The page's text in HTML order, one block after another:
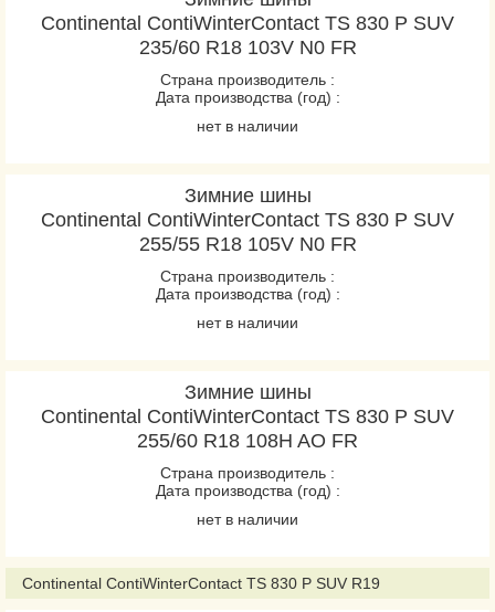
ContiEcoContact EP
ContiPremiumContact
ContiPremiumContact 5
ContiSportContact 3
ContiSportContact 5
ContiSportContact 5 P
ContiSportContact 5 P
SUV
ContiSportContact 5
ContiVanContact 200
CrossContact H/T
EcoContact 6Q
PremiumContact 6
PremiumContact C
ProContact GX
Continental ContiWinterContact TS 830 P SUV
235/60 R18 103V N0 FR
Страна производитель :
Дата производства (год) :
нет в наличии
Зимние шины
Continental ContiWinterContact TS 830 P SUV
255/55 R18 105V N0 FR
Страна производитель :
Дата производства (год) :
нет в наличии
Зимние шины
Continental ContiWinterContact TS 830 P SUV
255/60 R18 108H AO FR
Страна производитель :
Дата производства (год) :
нет в наличии
Continental ContiWinterContact TS 830 P SUV R19